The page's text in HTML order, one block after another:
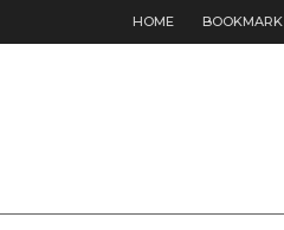
HOME BOOKMARK